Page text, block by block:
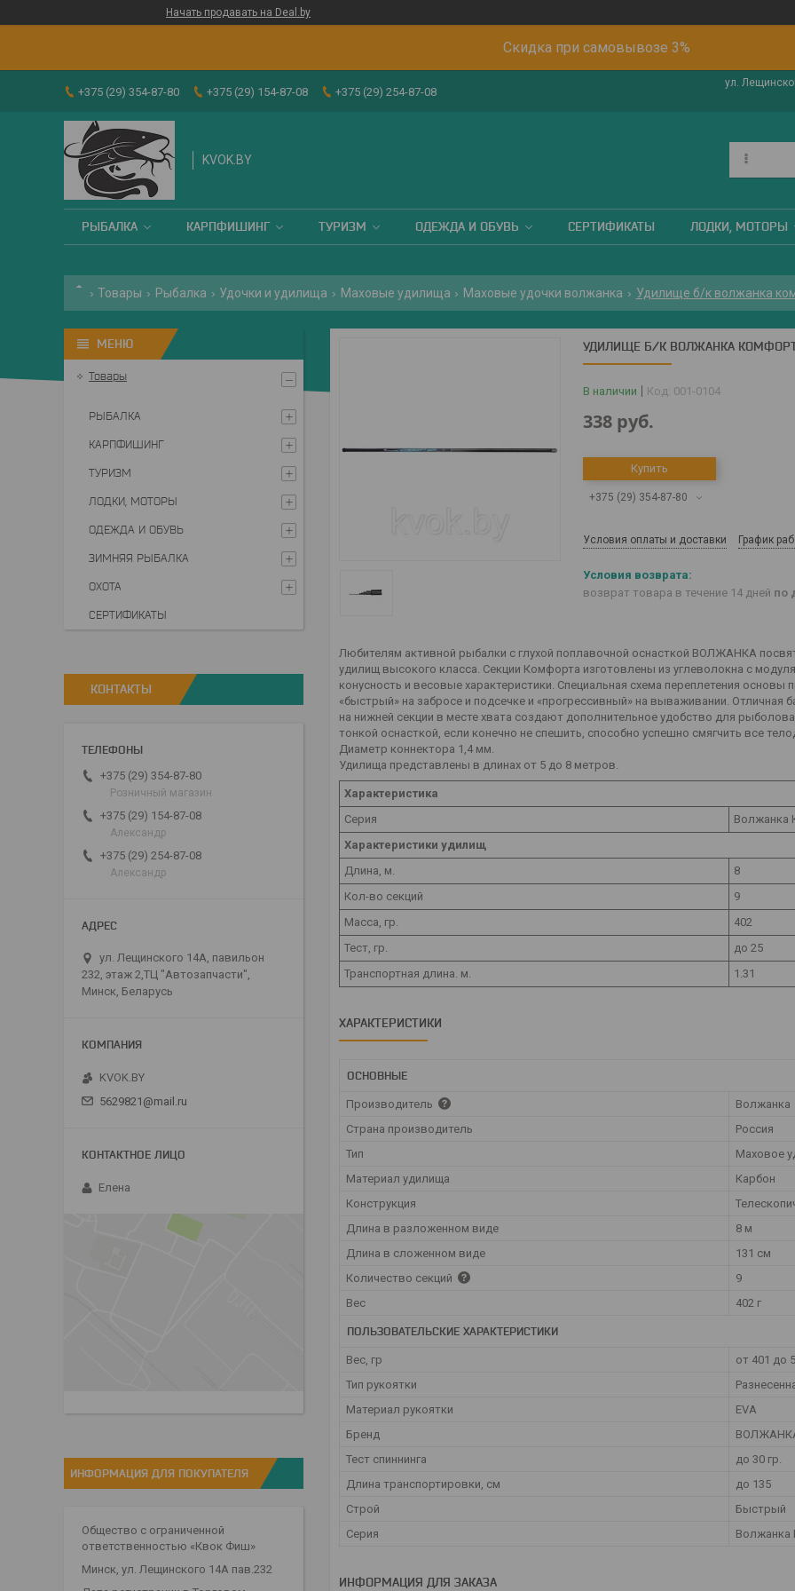
Начать продавать на Deal.by
Скидка при самовывозе 3%
+375 (29) 354-87-80 +375 (29) 154-87-08 +375 (29) 254-87-08
ул.
KVOK.BY
РЫБАЛКА КАРПФИШИНГ ТУРИЗМ ОДЕЖДА И ОБУВЬ СЕРТИФИКАТЫ ЛОДКИ, МОТОРЫ
Товары Рыбалка Удочки и удилища Маховые удилища Маховые удочки волжанка Удилище б/к волжанка
УДИЛИЩЕ Б/К ВОЛЖАНКА
В наличии Код: 001-0104
338 руб.
Купить
+375 (29) 354-87-80
Условия оплаты и доставки График
возврат товара в течение 14 дней по
Любителям активной рыбалки с глухой поплавочной оснасткой ВОЛЖАНКА
удилищ высокого класса. Секции Комфорта изготовлены из углеволокна с
конусность и весовые характеристики. Специальная схема переплетения
«быстрый» на забросе и подсечке и «прогрессивный» на вываживании.
на нижней секции в месте хвата создают дополнительное удобство для
тонкой оснасткой, если конечно не спешить, способно успешно смягчить все
Диаметр коннектора 1,4 мм.
Удилища представлены в длинах от 5 до 8 метров.
Характеристика
Серия
Волжанка
Характеристики удилищ
Длина, м.
8
Кол-во секций
9
Масса, гр.
402
Тест, гр.
до 25
Транспортная длина. м.
1.31
ХАРАКТЕРИСТИКИ
ОСНОВНЫЕ
Производитель
Волжанка
Страна производитель
Россия
Тип
Маховое
Материал удилища
Карбон
Конструкция
Длина в разложенном виде
8 м
Длина в сложенном виде
131 см
Количество секций
9
Вес
402 г
ПОЛЬЗОВАТЕЛЬСКИЕ ХАРАКТЕРИСТИКИ
Вес, гр
от 401 до
Тип рукоятки
Материал рукоятки
EVA
Бренд
Тест спиннинга
до 30 гр.
Длина транспортировки, см
до 135
Строй
Быстрый
Серия
Волжанка
ИНФОРМАЦИЯ ДЛЯ ЗАКАЗА
Товары
РЫБАЛКА
КАРПФИШИНГ
ТУРИЗМ
ЛОДКИ, МОТОРЫ
ОДЕЖДА И ОБУВЬ
ЗИМНЯЯ РЫБАЛКА
ОХОТА
СЕРТИФИКАТЫ
КОНТАКТЫ
+375 (29) 354-87-80
Розничный магазин
+375 (29) 154-87-08
Александр
+375 (29) 254-87-08
Александр
ул. Лещинского 14А, павильон
232, этаж 2,ТЦ "Автозапчасти",
Минск, Беларусь
KVOK.BY
5629821@mail.ru
Елена
ИНФОРМАЦИЯ ДЛЯ ПОКУПАТЕЛЯ
Общество с ограниченной
ответственностью «Квок Фиш»
Минск, ул. Лещинского 14А пав.232